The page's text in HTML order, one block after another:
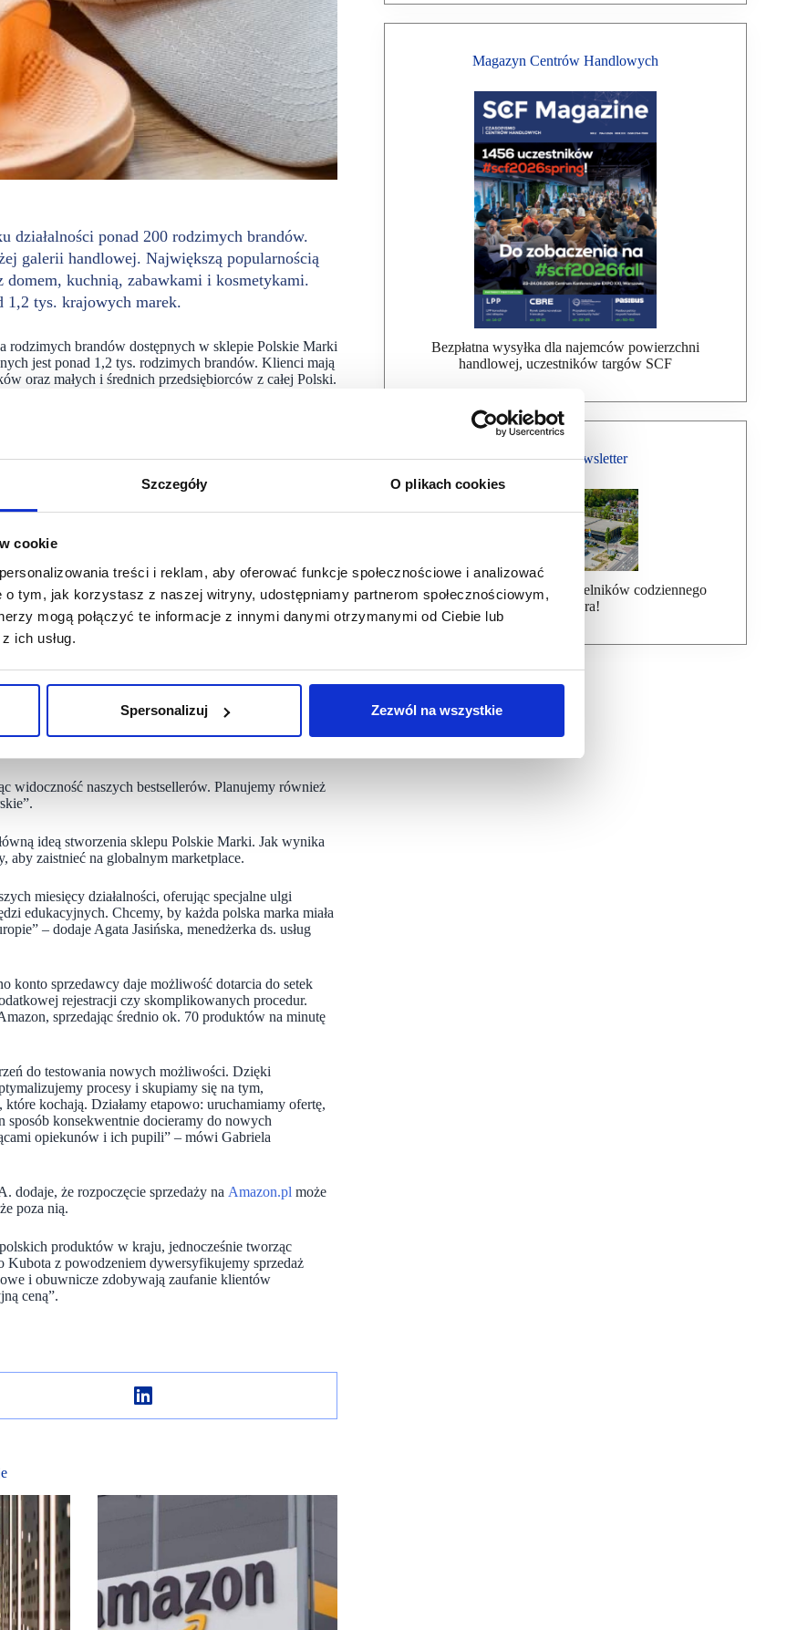
Szczegóły O plikach cookies
cookie
treści i reklam, aby oferować funkcje społecznościowe i analizować
tym, jak korzystasz z naszej witryny, udostępniamy partnerom społecznościowym,
mogą połączyć te informacje z innymi danymi otrzymanymi od Ciebie lub
ich usług.
Spersonalizuj Zezwól na wszystkie
działalności ponad 200 rodzimych brandów.
galerii handlowej. Największą popularnością
domem, kuchnią, zabawkami i kosmetykami.
1,2 tys. krajowych marek.
brandów dostępnych w sklepie Polskie Marki
jest ponad 1,2 tys. rodzimych brandów. Klienci mają
oraz małych i średnich przedsiębiorców z całej Polski.
– wynika z badań Amazon.pl.
kupować produkty „made in Poland”, jeśli ma taką
sprzedaży, także dla marek z ugruntowaną pozycją.
globalnej rozpoznawalności polskiego
r. Inicjatywy takie jak sklep Polskie Marki są
dla promocji rodzimych producentów w e-
wytwarzane przez lokalnych rzemieślników
pozycję, co pozwala nam dotrzeć do szerszego
a obecność w tym gronie mocniej
– producenta nosidełek dla dzieci.
dodaje, że obecność w sklepie Polskie Marki
widoczność naszych bestsellerów. Planujemy również
ideą stworzenia sklepu Polskie Marki. Jak wynika
aby zaistnieć na globalnym marketplace.
miesięcy działalności, oferując specjalne ulgi
edukacyjnych. Chcemy, by każda polska marka miała
– dodaje Agata Jasińska, menedżerka ds. usług
konto sprzedawcy daje możliwość dotarcia do setek
rejestracji czy skomplikowanych procedur.
sprzedając średnio ok. 70 produktów na minutę
do testowania nowych możliwości. Dzięki
procesy i skupiamy się na tym,
kochają. Działamy etapowo: uruchamiamy ofertę,
konsekwentnie docieramy do nowych
opiekunów i ich pupili” – mówi Gabriela
dodaje, że rozpoczęcie sprzedaży na Amazon.pl może
poza nią.
produktów w kraju, jednocześnie tworząc
Kubota z powodzeniem dywersyfikujemy sprzedaż
i obuwnicze zdobywają zaufanie klientów
ceną”.
Magazyn Centrów Handlowych
Bezpłatna wysyłka dla najemców powierzchni
handlowej, uczestników targów SCF
Bezpłatny Newsletter
Dołącz do ponad 7000 czytelników codziennego
newslettera!